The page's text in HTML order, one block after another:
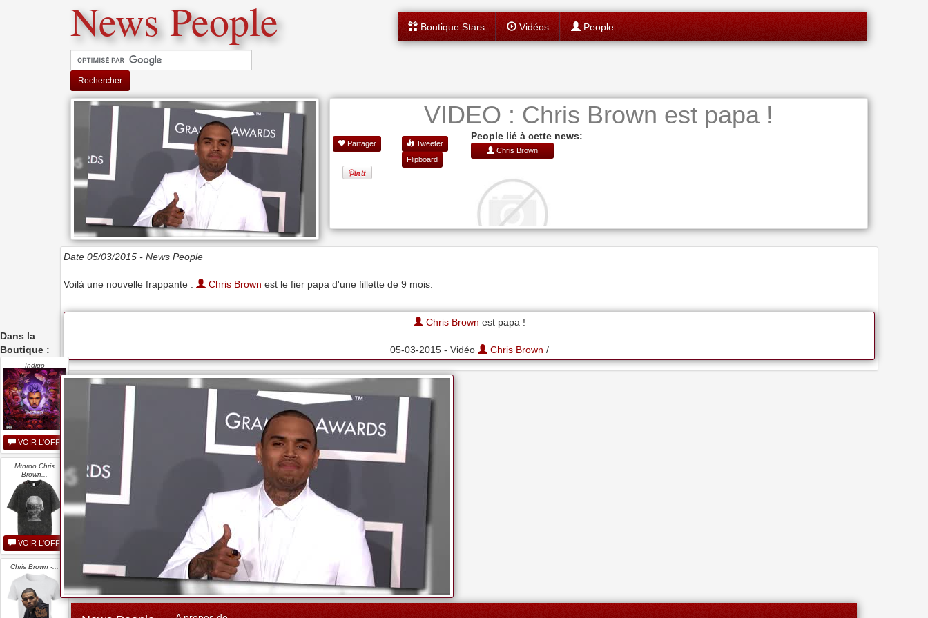
News People
Rechercher
Boutique Stars Vidéos People
VIDEO : Chris Brown est papa !
Partager
Tweeter
Flipboard
People lié à cette news:
Chris Brown
Date 05/03/2015 - News People
Voilà une nouvelle frappante : Chris Brown est le fier papa d'une fillette de 9 mois.
Chris Brown est papa !
05-03-2015 - Vidéo Chris Brown /
Dans la
Boutique :
Indigo
VOIR L'OFFRE
Mtnroo Chris
Brown...
VOIR L'OFFRE
Chris Brown -...